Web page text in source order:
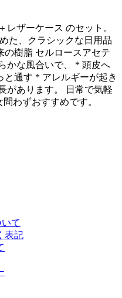
レザーケース のセット。
た、クラシックな日用品
の樹脂 セルロースアセテ
かな風合いで、 * 頭皮へ
通す * アレルギーが起き
があります。 日常で気軽
わずおすすめです。
て
表記